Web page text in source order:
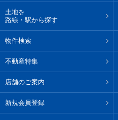
土地を
路線・駅から探す
物件検索
不動産特集
店舗のご案内
新規会員登録